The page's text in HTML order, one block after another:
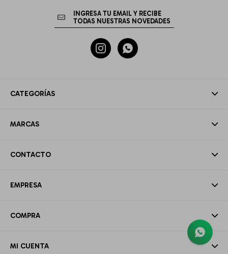
CATEGORÍAS
MARCAS
CONTACTO
EMPRESA
COMPRA
MI CUENTA
 